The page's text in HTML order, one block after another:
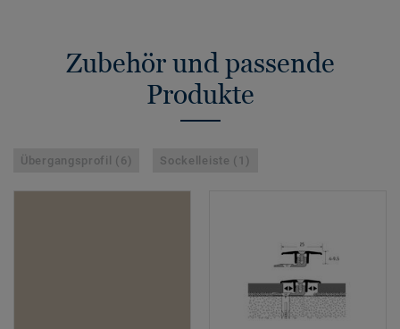
Zubehör und passende
Produkte
Übergangsprofil (6) Sockelleiste (1)